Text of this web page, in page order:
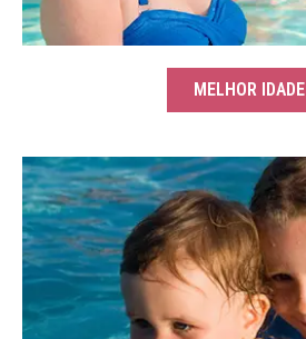
MELHOR IDADE